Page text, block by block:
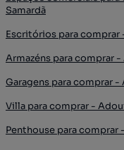
Samardã
Escritórios para comprar
Armazéns para comprar
Garagens para comprar
Villa para comprar -
Penthouse para comprar